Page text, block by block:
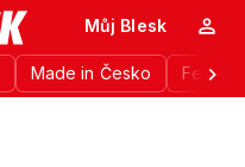
Made in Česko
Můj Blesk